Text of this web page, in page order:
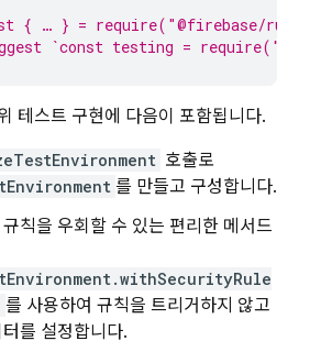
{ … } = require("@firebase/
`const testing =
테스트 구현에 다음이 포함됩니다.
호출로
를 만들고 구성합니다.
칙을 우회할 수 있는 편리한 메서드
를 사용하여 규칙을 트리거하지 않고
를 설정합니다.